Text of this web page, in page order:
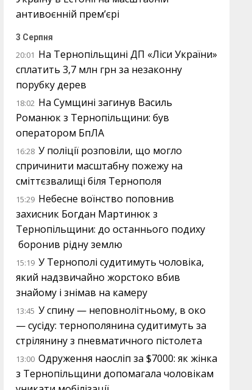
антивоєнній прем’єрі
3 Серпня
20:01 На Тернопільщині ДП «Ліси України»
сплатить 3,7 млн грн за незаконну
порубку дерев
18:02 На Сумщині загинув Василь
Романюк з Тернопільщини: був
оператором БпЛА
16:28 У поліції розповіли, що могло
спричинити масштабну пожежу на
сміттєзвалищі біля Тернополя
15:29 Небесне воїнство поповнив
захисник Богдан Мартинюк з
Тернопільщини: до останнього подиху
боронив рідну землю
15:19 У Тернополі судитимуть чоловіка,
який надзвичайно жорстоко вбив
знайому і знімав на камеру
13:45 У спину — неповнолітньому, в око
— сусіду: тернополянина судитимуть за
стрілянину з пневматичного пістолета
13:00 Одруження наосліп за $7000: як жінка
з Тернопільщини допомагала чоловікам